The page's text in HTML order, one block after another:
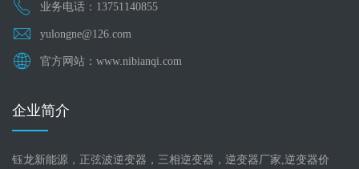
业务电话：13751140855
yulongne@126.com
官方网站：www.nibianqi.com
企业简介
钰龙新能源，正弦波逆变器，三相逆变器，逆变器厂家,逆变器价